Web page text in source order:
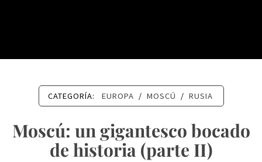
CATEGORÍA: EUROPA / MOSCÚ / RUSIA
Moscú: un gigantesco bocado
de historia (parte II)